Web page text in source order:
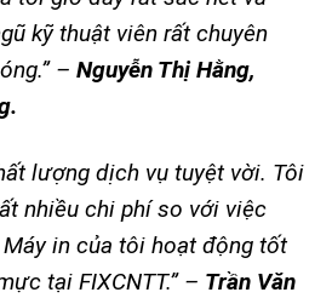
kỹ thuật viên rất chuyên
– Nguyễn Thị Hằng,
lượng dịch vụ tuyệt vời. Tôi
nhiều chi phí so với việc
in của tôi hoạt động tốt
tại FIXCNTT.” – Trần Văn